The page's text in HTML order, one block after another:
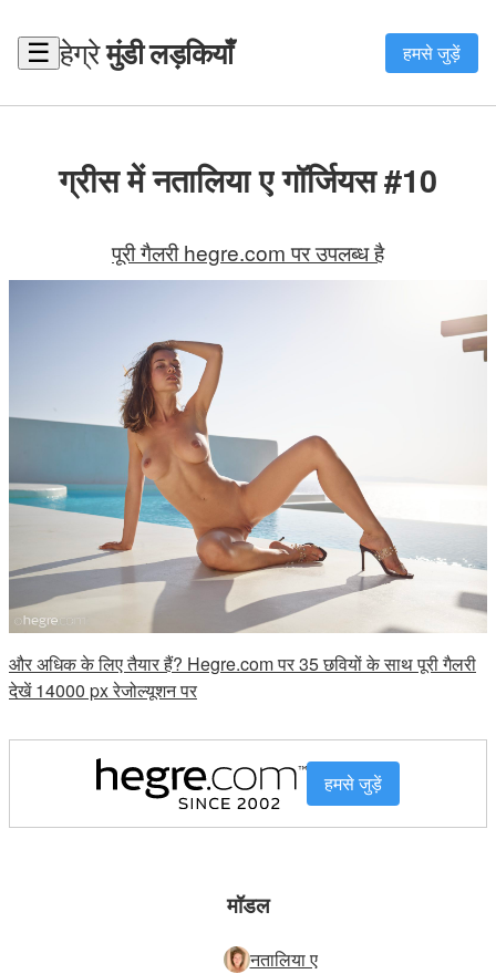
☰ हेग्रेमुंडी लड़कियाँ हमसे जुड़ें
ग्रीस में नतालिया ए गॉर्जियस #10
पूरी गैलरी hegre.com पर उपलब्ध है
और अधिक के लिए तैयार हैं? Hegre.com पर 35 छवियों के साथ पूरी गैलरी
देखें 14000 px रेजोल्यूशन पर
हमसे जुड़ें
मॉडल
नतालिया ए